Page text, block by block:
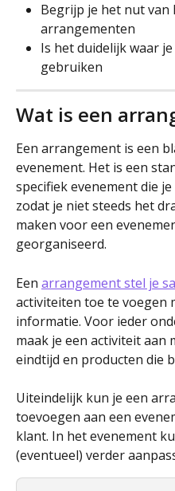
Begrijp je het nut van
arrangementen
Is het duidelijk waar
gebruiken
Wat is een
Een arrangement is een
evenement. Het is een
specifiek evenement die
zodat je niet steeds het
maken voor een
georganiseerd.
Een arrangement stel je
activiteiten toe te voegen
informatie. Voor ieder
maak je een activiteit aan
eindtijd en producten die
Uiteindelijk kun je een
toevoegen aan een
klant. In het evenement
(eventueel) verder